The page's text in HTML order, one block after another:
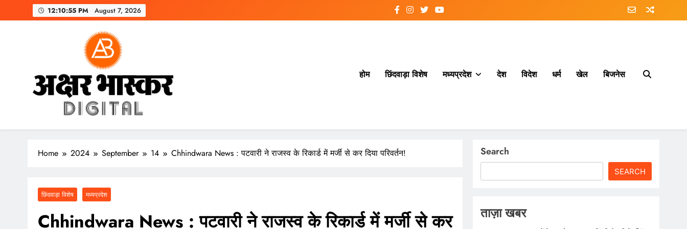
to
12:10:57 PM August 7, 2026
अक्षर भास्कर
डिजिटल
होम छिंदवाड़ा विशेष मध्यप्रदेश देश विदेश धर्म खेल बिजनेस
Home 2024 September 14 Chhindwara News : पटवारी ने राजस्व के रिकार्ड में मर्जी से कर दिया परिवर्तन!
छिंदवाड़ा विशेष मध्यप्रदेश
Chhindwara News : पटवारी ने राजस्व के रिकार्ड में मर्जी से कर
Search
SEARCH
ताज़ा खबर